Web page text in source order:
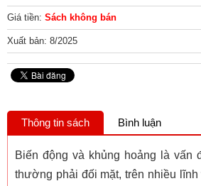
Giá tiền: Sách không bán
Xuất bản: 8/2025
Thông tin sách Bình luận
Biến động và khủng hoảng là vấn
thường phải đối mặt, trên nhiều